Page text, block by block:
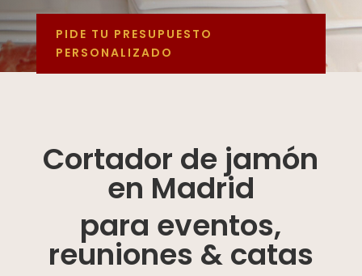
PIDE TU PRESUPUESTO
PERSONALIZADO
Cortador de jamón
en Madrid
para eventos,
reuniones & catas